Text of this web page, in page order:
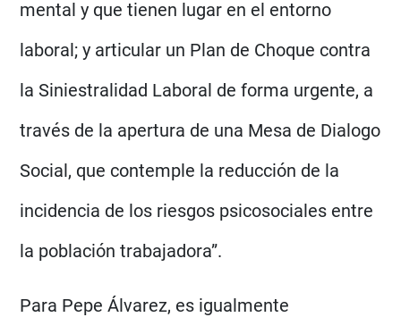
mental y que tienen lugar en el entorno
laboral; y articular un Plan de Choque contra
la Siniestralidad Laboral de forma urgente, a
través de la apertura de una Mesa de Dialogo
Social, que contemple la reducción de la
incidencia de los riesgos psicosociales entre
la población trabajadora”.
Para Pepe Álvarez, es igualmente